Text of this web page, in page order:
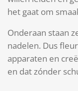
het gaat om
Onderaan staan
nadelen. Dus
apparaten en
en dat zónder